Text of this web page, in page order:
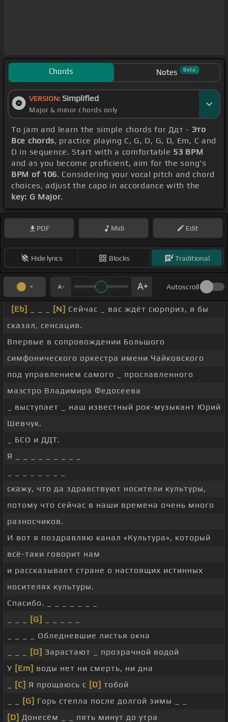
Chords Notes Beta
VERSION: Simplified
Major & minor chords only
To jam and learn the simple chords for Ддт - Это
Все chords, practice playing C, G, D, G, D, Em, C and
D in sequence. Start with a comfortable 53 BPM
and as you become proficient, aim for the song's
BPM of 106. Considering your vocal pitch and chord
choices, adjust the capo in accordance with the
key: G Major.
PDF Midi Edit
Hide lyrics Blocks Traditional
Autoscroll
[Eb] [N] Сейчас _ вас ждёт сюрприз, я бы
сказал, сенсация.
Впервые в сопровождении Большого
симфонического оркестра имени Чайковского
под управлением самого _ прославленного
маэстро Владимира Федосеева
_ выступает _ наш известный рок-музыкант Юрий
Шевчук.
_ БСО и ДДТ.
Я _ _ _ _ _ _ _ _ _
скажу, что да здравствуют носители культуры,
потому что сейчас в наши времена очень много
разносчиков.
И вот я поздравляю канал «Культура», который
всё-таки говорит нам
и рассказывает стране о настоящих истинных
носителях культуры.
Спасибо. _ _ _ _ _ _ _
[G]
_ _ _ _ Обледневшие листья окна
[D] Зарастают _ прозрачной водой
У [Em] воды нет ни смерть, ни дна
[C] Я прощаюсь с [D] тобой
[G] Горь степла после долгой зимы _ _
[D] Донесём _ _ пять минут до утра